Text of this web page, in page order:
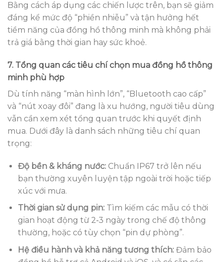
Bằng cách áp dụng các chiến lược trên, bạn sẽ giảm
đáng kể mức độ “phiền nhiễu” và tận hưởng hết
tiềm năng của đồng hồ thông minh mà không phải
trả giá bằng thời gian hay sức khoẻ.
7. Tổng quan các tiêu chí chọn mua đồng hồ thông
minh phù hợp
Dù tính năng “màn hình lớn”, “Bluetooth cao cấp”
và “nút xoay đôi” đang là xu hướng, người tiêu dùng
vẫn cần xem xét tổng quan trước khi quyết định
mua. Dưới đây là danh sách những tiêu chí quan
trọng:
Độ bền & kháng nước:Chuẩn IP67 trở lên nếu
bạn thường xuyên luyện tập ngoài trời hoặc tiếp
xúc với mưa.
Thời gian sử dụng pin:Tìm kiếm các mẫu có thời
gian hoạt động từ 2‑3 ngày trong chế độ thông
thường, hoặc có tùy chọn “pin dự phòng”.
Hệ điều hành và khả năng tương thích:Đảm bảo